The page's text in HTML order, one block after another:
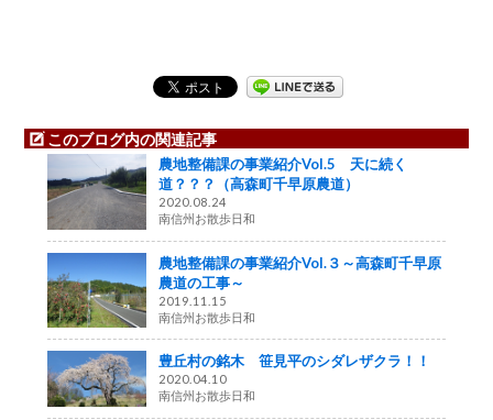
このブログ内の関連記事
農地整備課の事業紹介Vol.5 天に続く
道？？？（高森町千早原農道）
2020.08.24
南信州お散歩日和
農地整備課の事業紹介Vol.３～高森町千早原
農道の工事～
2019.11.15
南信州お散歩日和
豊丘村の銘木 笹見平のシダレザクラ！！
2020.04.10
南信州お散歩日和